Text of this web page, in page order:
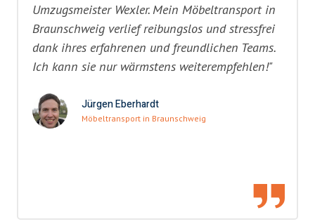
Umzugsmeister Wexler. Mein Möbeltransport in
Braunschweig verlief reibungslos und stressfrei
dank ihres erfahrenen und freundlichen Teams.
Ich kann sie nur wärmstens weiterempfehlen!"
Jürgen Eberhardt
Möbeltransport in Braunschweig